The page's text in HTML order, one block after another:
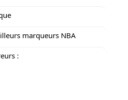
marqueurs NBA
: